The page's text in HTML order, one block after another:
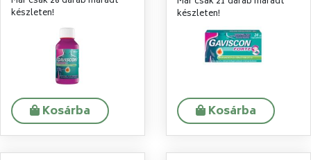
készleten!
Kosárba
készleten!
Kosárba